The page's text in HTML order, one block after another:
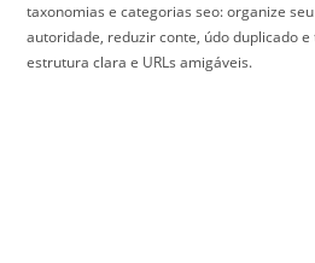
taxonomias e categorias seo: organize
autoridade, reduzir conte, údo duplicado
estrutura clara e URLs amigáveis.